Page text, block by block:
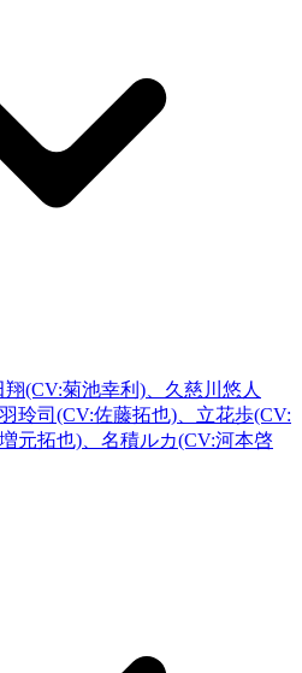
(CV:菊池幸利)、久慈川悠人
玲司(CV:佐藤拓也)、立花歩(CV:
元拓也)、名積ルカ(CV:河本啓